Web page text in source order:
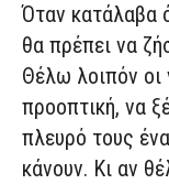
Όταν κατάλαβα
θα πρέπει να
Θέλω λοιπόν οι
προοπτική, να
πλευρό τους
κάνουν. Κι αν